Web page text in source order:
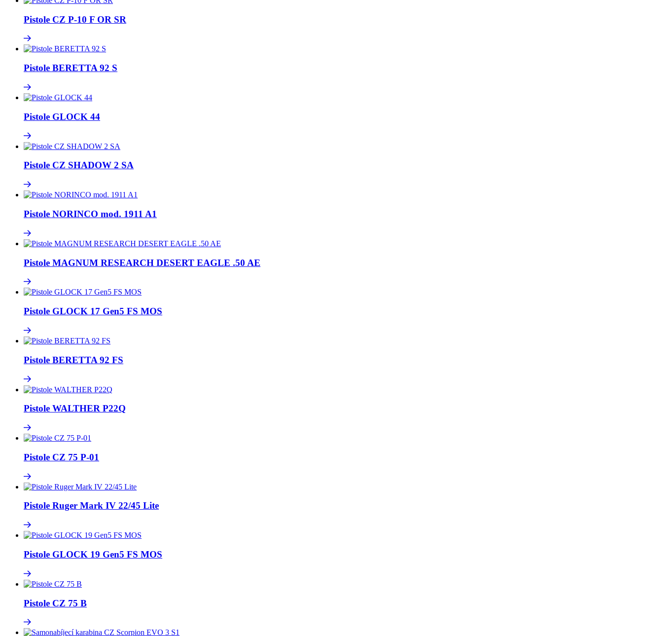
Pistole CZ P-10 F OR SR
Pistole BERETTA 92 S
Pistole GLOCK 44
Pistole CZ SHADOW 2 SA
Pistole NORINCO mod. 1911 A1
Pistole MAGNUM RESEARCH DESERT EAGLE .50 AE
Pistole GLOCK 17 Gen5 FS MOS
Pistole BERETTA 92 FS
Pistole WALTHER P22Q
Pistole CZ 75 P-01
Pistole Ruger Mark IV 22/45 Lite
Pistole GLOCK 19 Gen5 FS MOS
Pistole CZ 75 B